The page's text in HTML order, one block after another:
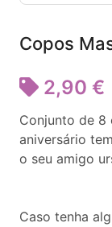
Copos
2,90 €
Conjunto de 8
aniversário
o seu amigo
Caso tenha